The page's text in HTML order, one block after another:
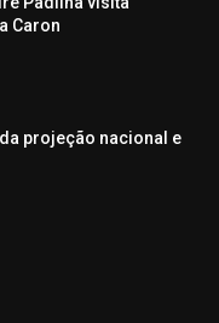
Caron
projeção nacional e